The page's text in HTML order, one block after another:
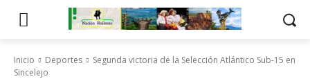
Inicio Deportes
Segunda victoria de la Selección Atlántico Sub-15 en
Sincelejo